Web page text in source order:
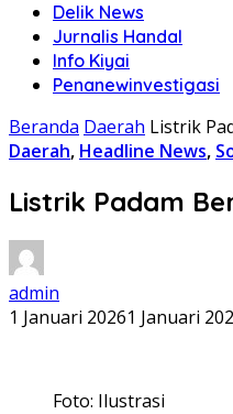
Delik News
Jurnalis Handal
Info Kiyai
Penanewinvestigasi
Beranda Daerah Listrik
Daerah, Headline News,
Listrik Padam
admin
1 Januari 20261 Januari
Foto: Ilustrasi